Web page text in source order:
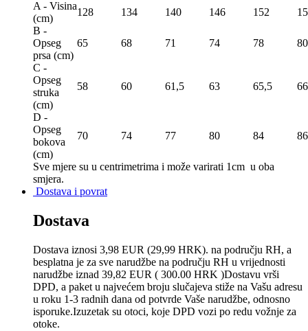
A - Visina
(сm)
128 134 140 146 152
B -
Opseg
prsa (сm)
65 68 71 74 78 80
C -
Opseg
struka
(сm)
58 60 61,5 63 65,5
D -
Opseg
bokova
(сm)
70 74 77 80 84 86
Sve mjere su u centrimetrima i može varirati 1cm u oba
smjera.
Dostava i povrat
Dostava
Dostava iznosi 3,98 EUR (29,99 HRK). na području RH, a
besplatna je za sve narudžbe na području RH u vrijednosti
narudžbe iznad 39,82 EUR ( 300.00 HRK )Dostavu vrši
DPD, a paket u najvećem broju slučajeva stiže na Vašu adresu
u roku 1-3 radnih dana od potvrde Vaše narudžbe, odnosno
isporuke.Izuzetak su otoci, koje DPD vozi po redu vožnje za
otoke.